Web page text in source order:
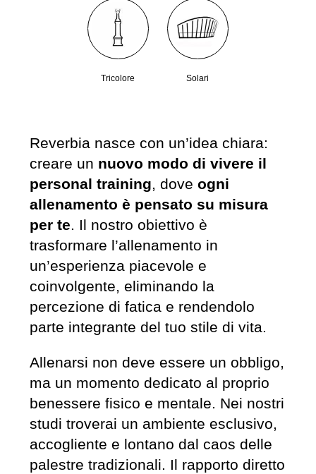
Tricolore Solari
Reverbia nasce con un’idea chiara:
creare un nuovo modo di vivere il
personal training, dove ogni
allenamento è pensato su misura
per te. Il nostro obiettivo è
trasformare l’allenamento in
un’esperienza piacevole e
coinvolgente, eliminando la
percezione di fatica e rendendolo
parte integrante del tuo stile di vita.
Allenarsi non deve essere un obbligo,
ma un momento dedicato al proprio
benessere fisico e mentale. Nei nostri
studi troverai un ambiente esclusivo,
accogliente e lontano dal caos delle
palestre tradizionali. Il rapporto diretto